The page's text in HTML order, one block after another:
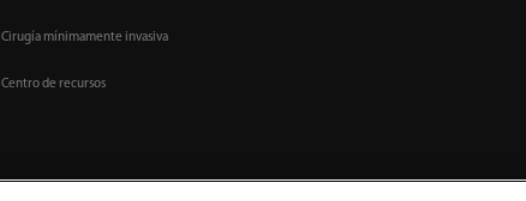
Cirugía mínimamente invasiva
Centro de recursos